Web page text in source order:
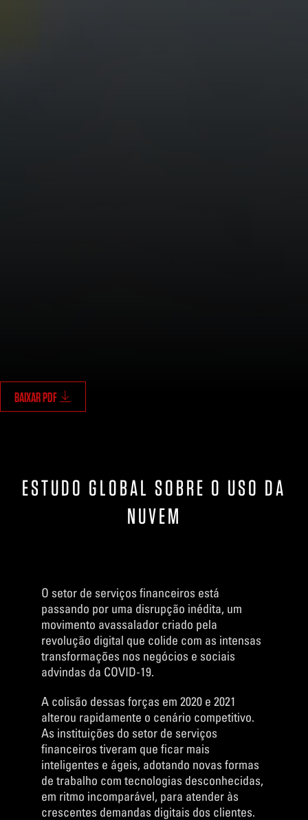
BAIXAR PDF
ESTUDO GLOBAL SOBRE O USO DA
NUVEM
O setor de serviços financeiros está
passando por uma disrupção inédita, um
movimento avassalador criado pela
revolução digital que colide com as intensas
transformações nos negócios e sociais
advindas da COVID-19.
A colisão dessas forças em 2020 e 2021
alterou rapidamente o cenário competitivo.
As instituições do setor de serviços
financeiros tiveram que ficar mais
inteligentes e ágeis, adotando novas formas
de trabalho com tecnologias desconhecidas,
em ritmo incomparável, para atender às
crescentes demandas digitais dos clientes.